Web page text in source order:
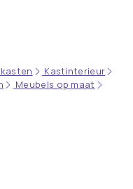
Kastinterieur
Meubels op maat